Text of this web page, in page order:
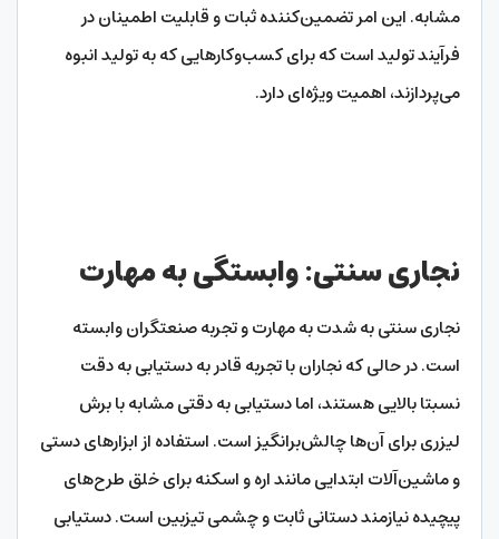
مشابه. این امر تضمین‌کننده ثبات و قابلیت اطمینان در
فرآیند تولید است که برای کسب‌وکارهایی که به تولید انبوه
می‌پردازند، اهمیت ویژه‌ای دارد.
نجاری سنتی: وابستگی به مهارت
نجاری سنتی به شدت به مهارت و تجربه صنعتگران وابسته
است. در حالی که نجاران با تجربه قادر به دستیابی به دقت
نسبتا بالایی هستند، اما دستیابی به دقتی مشابه با برش
لیزری برای آن‌ها چالش‌برانگیز است. استفاده از ابزارهای دستی
و ماشین‌آلات ابتدایی مانند اره و اسکنه برای خلق طرح‌های
پیچیده نیازمند دستانی ثابت و چشمی تیزبین است. دستیابی